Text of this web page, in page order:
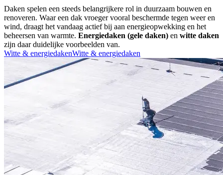
Daken spelen een steeds belangrijkere rol in duurzaam bouwen en
renoveren. Waar een dak vroeger vooral beschermde tegen weer en
wind, draagt het vandaag actief bij aan energieopwekking en het
beheersen van warmte. Energiedaken (gele daken) en witte daken
zijn daar duidelijke voorbeelden van.
Witte & energiedakenWitte & energiedaken